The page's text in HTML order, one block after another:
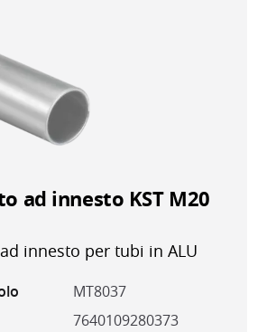
ad innesto KST M20
innesto per tubi in ALU
MT8037
7640109280373